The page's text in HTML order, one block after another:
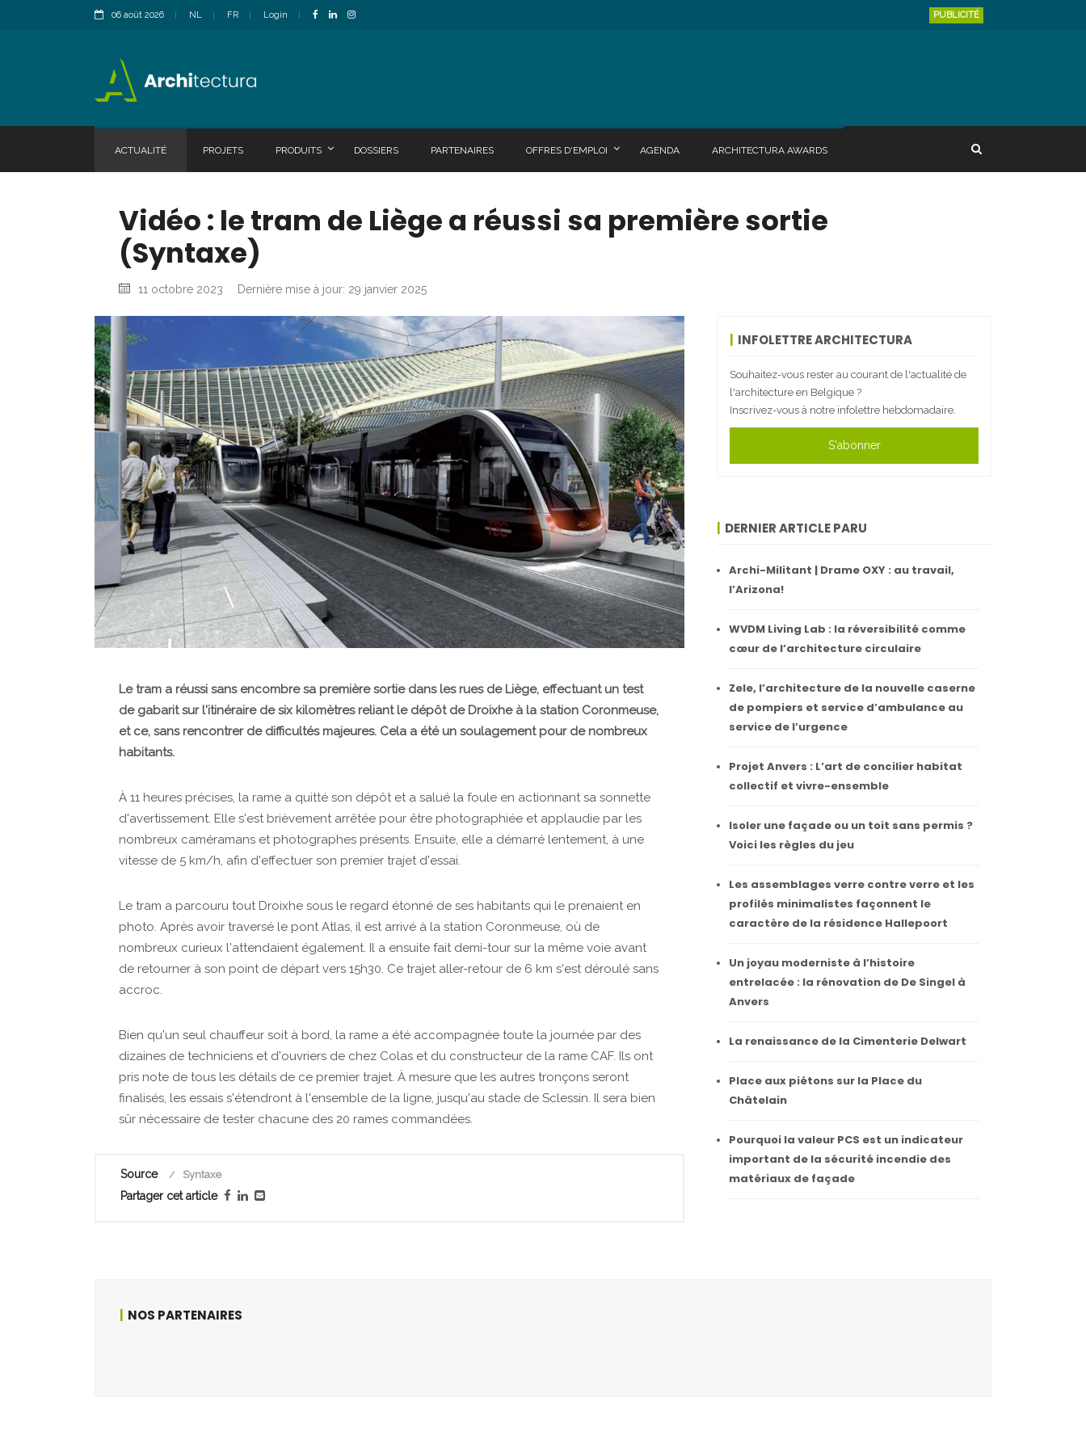
06 août 2026 NL FR Login PUBLICITÉ
ACTUALITÉ PROJETS PRODUITS DOSSIERS PARTENAIRES OFFRES D'EMPLOI AGENDA ARCHITECTURA AWARDS
Vidéo : le tram de Liège a réussi sa première sortie
(Syntaxe)
11 octobre 2023 Dernière mise à jour: 29 janvier 2025
Le tram a réussi sans encombre sa première sortie dans les rues de Liège, effectuant un test
de gabarit sur l'itinéraire de six kilomètres reliant le dépôt de Droixhe à la station Coronmeuse,
et ce, sans rencontrer de difficultés majeures. Cela a été un soulagement pour de nombreux
habitants.
À 11 heures précises, la rame a quitté son dépôt et a salué la foule en actionnant sa sonnette
d'avertissement. Elle s'est brièvement arrêtée pour être photographiée et applaudie par les
nombreux caméramans et photographes présents. Ensuite, elle a démarré lentement, à une
vitesse de 5 km/h, afin d'effectuer son premier trajet d'essai.
Le tram a parcouru tout Droixhe sous le regard étonné de ses habitants qui le prenaient en
photo. Après avoir traversé le pont Atlas, il est arrivé à la station Coronmeuse, où de
nombreux curieux l'attendaient également. Il a ensuite fait demi-tour sur la même voie avant
de retourner à son point de départ vers 15h30. Ce trajet aller-retour de 6 km s'est déroulé sans
accroc.
Bien qu'un seul chauffeur soit à bord, la rame a été accompagnée toute la journée par des
dizaines de techniciens et d'ouvriers de chez Colas et du constructeur de la rame CAF. Ils ont
pris note de tous les détails de ce premier trajet. À mesure que les autres tronçons seront
finalisés, les essais s'étendront à l'ensemble de la ligne, jusqu'au stade de Sclessin. Il sera bien
sûr nécessaire de tester chacune des 20 rames commandées.
Source Syntaxe
Partager cet article
INFOLETTRE ARCHITECTURA
Souhaitez-vous rester au courant de l'actualité de
l'architecture en Belgique ?
Inscrivez-vous à notre infolettre hebdomadaire.
S'abonner
DERNIER ARTICLE PARU
Archi-Militant | Drame OXY : au travail,
l’Arizona!
WVDM Living Lab : la réversibilité comme
cœur de l’architecture circulaire
Zele, l’architecture de la nouvelle caserne
de pompiers et service d’ambulance au
service de l’urgence
Projet Anvers : L’art de concilier habitat
collectif et vivre-ensemble
Isoler une façade ou un toit sans permis ?
Voici les règles du jeu
Les assemblages verre contre verre et les
profilés minimalistes façonnent le
caractère de la résidence Hallepoort
Un joyau moderniste à l’histoire
entrelacée : la rénovation de De Singel à
Anvers
La renaissance de la Cimenterie Delwart
Place aux piétons sur la Place du
Châtelain
Pourquoi la valeur PCS est un indicateur
important de la sécurité incendie des
matériaux de façade
NOS PARTENAIRES